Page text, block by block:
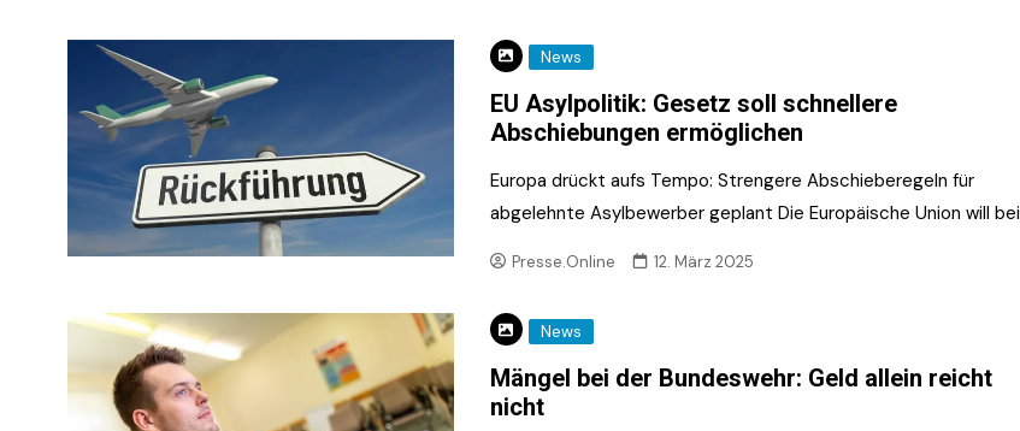
News
EU Asylpolitik: Gesetz soll schnellere
Abschiebungen ermöglichen
Europa drückt aufs Tempo: Strengere Abschieberegeln für
abgelehnte Asylbewerber geplant Die Europäische Union will bei
Presse.Online 12. März 2025
News
Mängel bei der Bundeswehr: Geld allein reicht
nicht